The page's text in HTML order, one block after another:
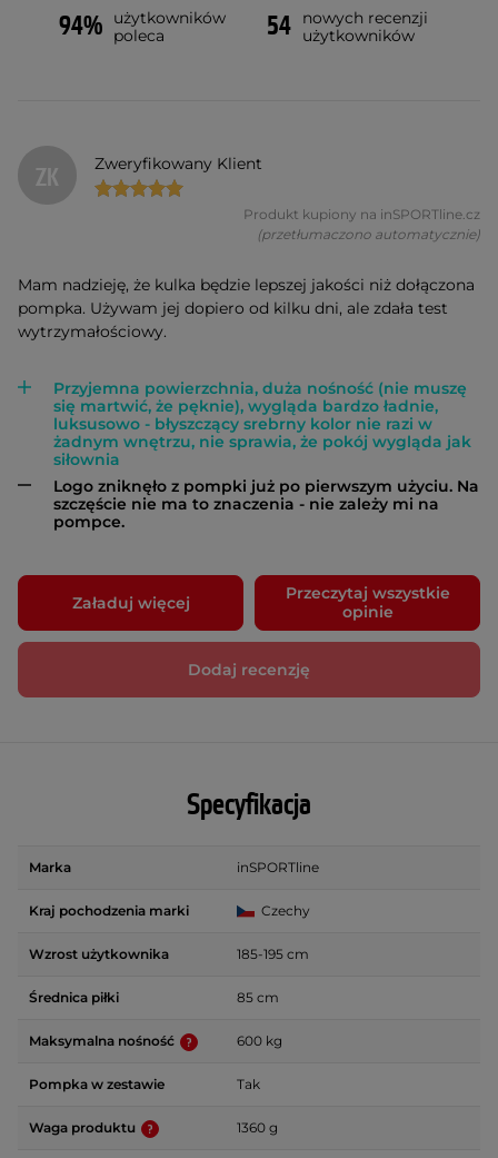
94%
użytkowników
poleca
54
nowych recenzji
użytkowników
ZK Zweryfikowany Klient
Produkt kupiony na inSPORTline.cz
(przetłumaczono automatycznie)
Mam nadzieję, że kulka będzie lepszej jakości niż dołączona
pompka. Używam jej dopiero od kilku dni, ale zdała test
wytrzymałościowy.
Przyjemna powierzchnia, duża nośność (nie muszę
się martwić, że pęknie), wygląda bardzo ładnie,
luksusowo - błyszczący srebrny kolor nie razi w
żadnym wnętrzu, nie sprawia, że pokój wygląda jak
siłownia
Logo zniknęło z pompki już po pierwszym użyciu. Na
szczęście nie ma to znaczenia - nie zależy mi na
pompce.
Załaduj więcej
Przeczytaj wszystkie
opinie
Dodaj recenzję
Specyfikacja
Marka inSPORTline
Kraj pochodzenia marki Czechy
Wzrost użytkownika 185-195 cm
Średnica piłki 85 cm
Maksymalna nośność 600 kg
Pompka w zestawie Tak
Waga produktu 1360 g